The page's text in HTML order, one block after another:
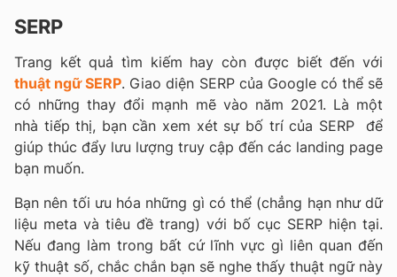
SERP
Trang kết quả tìm kiếm hay còn được biết đến với
thuật ngữ SERP. Giao diện SERP của Google có thể sẽ
có những thay đổi mạnh mẽ vào năm 2021. Là một
nhà tiếp thị, bạn cần xem xét sự bố trí của SERP để
giúp thúc đẩy lưu lượng truy cập đến các landing page
bạn muốn.
Bạn nên tối ưu hóa những gì có thể (chẳng hạn như dữ
liệu meta và tiêu đề trang) với bố cục SERP hiện tại.
Nếu đang làm trong bất cứ lĩnh vực gì liên quan đến
kỹ thuật số, chắc chắn bạn sẽ nghe thấy thuật ngữ này